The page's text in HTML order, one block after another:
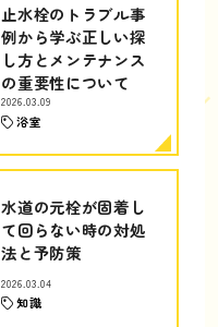
止水栓のトラブル事
例から学ぶ正しい探
し方とメンテナンス
の重要性について
2026.03.09
浴室
水道の元栓が固着し
て回らない時の対処
法と予防策
2026.03.04
知識